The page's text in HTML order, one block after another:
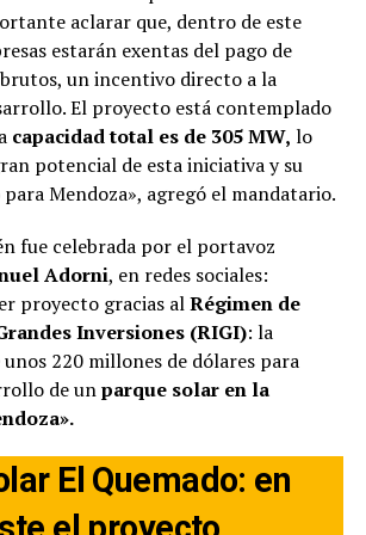
aclarar que, dentro de este
estarán exentas del pago de
un incentivo directo a la
El proyecto está contemplado
capacidad total es de 305 MW, lo
potencial de esta iniciativa y su
Mendoza», agregó el mandatario.
fue celebrada por el portavoz
Adorni, en redes sociales:
proyecto gracias alRégimen de
Inversiones (RIGI): la
220 millones de dólares para
de unparque solar en la
El Quemado: en